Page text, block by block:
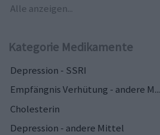
Alle anzeigen...
Kategorie Medikamente
Depression - SSRI
Empfängnis Verhütung - andere M...
Cholesterin
Depression - andere Mittel